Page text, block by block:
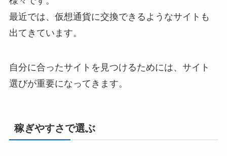
最近では、仮想通貨に交換できるようなサイトも
出てきています。
自分に合ったサイトを見つけるためには、サイト
選びが重要になってきます。
稼ぎやすさで選ぶ